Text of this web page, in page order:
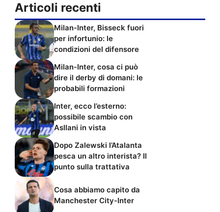
Articoli recenti
Milan-Inter, Bisseck fuori
per infortunio: le
condizioni del difensore
Milan-Inter, cosa ci può
dire il derby di domani: le
probabili formazioni
Inter, ecco l’esterno:
possibile scambio con
Asllani in vista
Dopo Zalewski l’Atalanta
pesca un altro interista? Il
punto sulla trattativa
Cosa abbiamo capito da
Manchester City-Inter